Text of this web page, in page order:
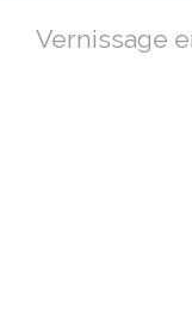
Vernissage